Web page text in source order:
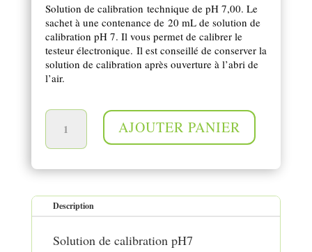
Solution de calibration technique de pH 7,00. Le
sachet à une contenance de 20 mL de solution de
calibration pH 7. Il vous permet de calibrer le
testeur électronique. Il est conseillé de conserver la
solution de calibration après ouverture à l’abri de
l’air.
AJOUTER PANIER
Description
Solution de calibration pH7